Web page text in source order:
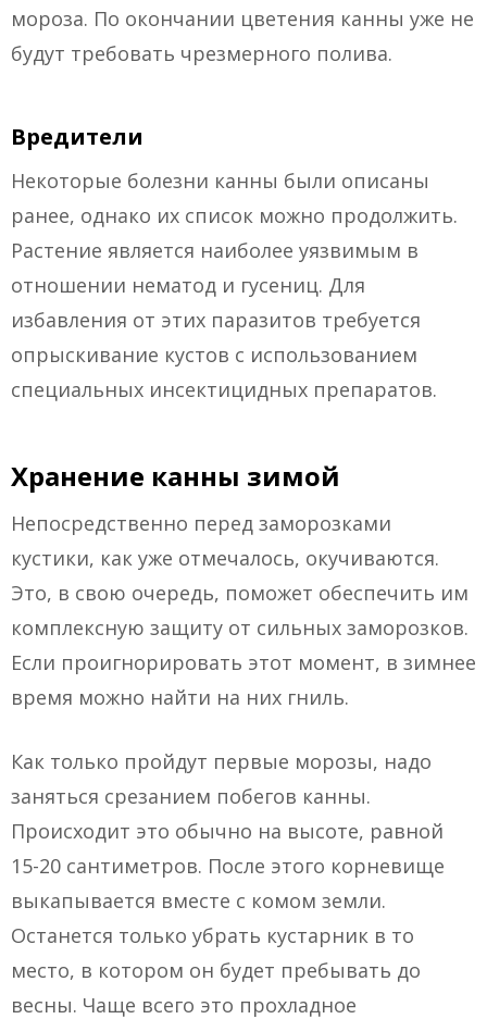
мороза. По окончании цветения канны уже не
будут требовать чрезмерного полива.
Вредители
Некоторые болезни канны были описаны
ранее, однако их список можно продолжить.
Растение является наиболее уязвимым в
отношении нематод и гусениц. Для
избавления от этих паразитов требуется
опрыскивание кустов с использованием
специальных инсектицидных препаратов.
Хранение канны зимой
Непосредственно перед заморозками
кустики, как уже отмечалось, окучиваются.
Это, в свою очередь, поможет обеспечить им
комплексную защиту от сильных заморозков.
Если проигнорировать этот момент, в зимнее
время можно найти на них гниль.
Как только пройдут первые морозы, надо
заняться срезанием побегов канны.
Происходит это обычно на высоте, равной
15-20 сантиметров. После этого корневище
выкапывается вместе с комом земли.
Останется только убрать кустарник в то
место, в котором он будет пребывать до
весны. Чаще всего это прохладное